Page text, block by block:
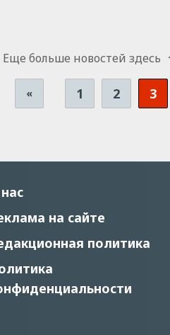
Еще больше новостей здесь
« 1 2 3
на сайте
политика